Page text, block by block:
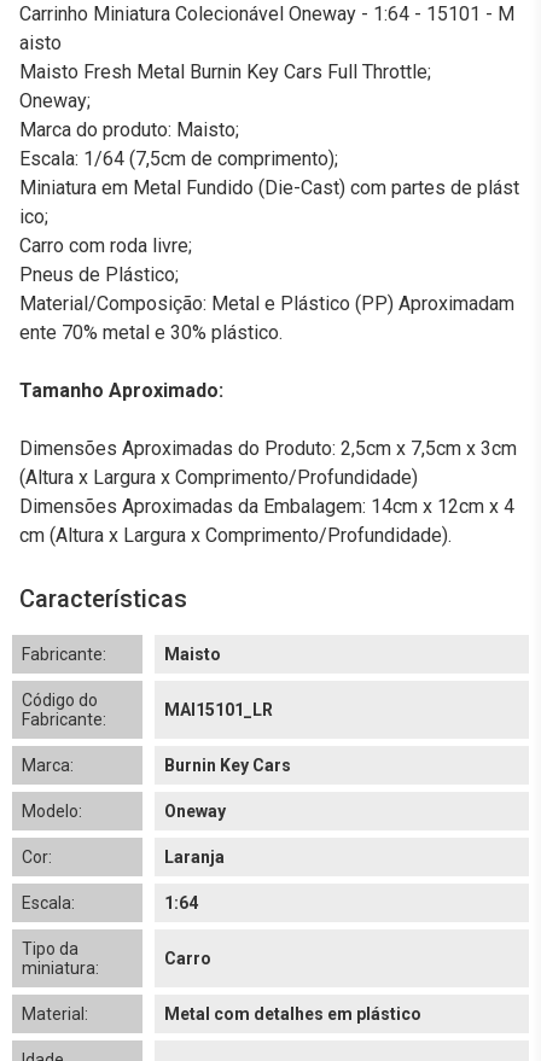
Carrinho Miniatura Colecionável Oneway - 1:64 - 15101 - M
aisto
Maisto Fresh Metal Burnin Key Cars Full Throttle;
Oneway;
Marca do produto: Maisto;
Escala: 1/64 (7,5cm de comprimento);
Miniatura em Metal Fundido (Die-Cast) com partes de plást
ico;
Carro com roda livre;
Pneus de Plástico;
Material/Composição: Metal e Plástico (PP) Aproximadam
ente 70% metal e 30% plástico.
Tamanho Aproximado:
Dimensões Aproximadas do Produto: 2,5cm x 7,5cm x 3cm
(Altura x Largura x Comprimento/Profundidade)
Dimensões Aproximadas da Embalagem: 14cm x 12cm x 4
cm (Altura x Largura x Comprimento/Profundidade).
Características
Fabricante: Maisto
Código do
Fabricante:
MAI15101_LR
Marca: Burnin Key Cars
Modelo: Oneway
Cor: Laranja
Escala: 1:64
Tipo da
miniatura:
Carro
Material: Metal com detalhes em plástico